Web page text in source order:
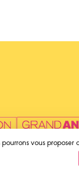
© 2025 Bamboo
vous